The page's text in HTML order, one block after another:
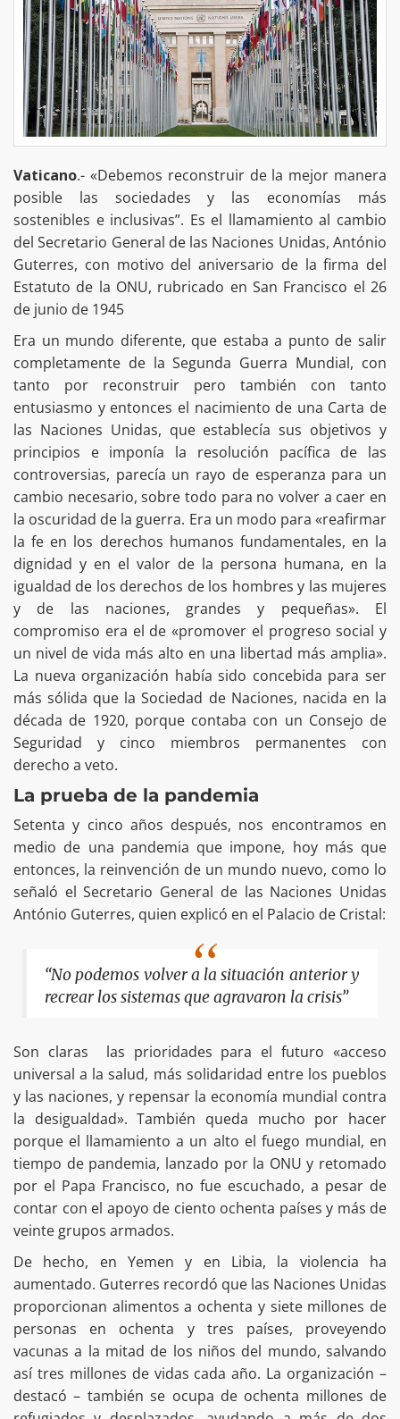
Vaticano.- «Debemos reconstruir de la mejor manera
posible las sociedades y las economías más
sostenibles e inclusivas”. Es el llamamiento al cambio
del Secretario General de las Naciones Unidas, António
Guterres, con motivo del aniversario de la firma del
Estatuto de la ONU, rubricado en San Francisco el 26
de junio de 1945
Era un mundo diferente, que estaba a punto de salir
completamente de la Segunda Guerra Mundial, con
tanto por reconstruir pero también con tanto
entusiasmo y entonces el nacimiento de una Carta de
las Naciones Unidas, que establecía sus objetivos y
principios e imponía la resolución pacífica de las
controversias, parecía un rayo de esperanza para un
cambio necesario, sobre todo para no volver a caer en
la oscuridad de la guerra. Era un modo para «reafirmar
la fe en los derechos humanos fundamentales, en la
dignidad y en el valor de la persona humana, en la
igualdad de los derechos de los hombres y las mujeres
y de las naciones, grandes y pequeñas». El
compromiso era el de «promover el progreso social y
un nivel de vida más alto en una libertad más amplia».
La nueva organización había sido concebida para ser
más sólida que la Sociedad de Naciones, nacida en la
década de 1920, porque contaba con un Consejo de
Seguridad y cinco miembros permanentes con
derecho a veto.
La prueba de la pandemia
Setenta y cinco años después, nos encontramos en
medio de una pandemia que impone, hoy más que
entonces, la reinvención de un mundo nuevo, como lo
señaló el Secretario General de las Naciones Unidas
António Guterres, quien explicó en el Palacio de Cristal:
“No podemos volver a la situación anterior y
recrear los sistemas que agravaron la crisis”
Son claras las prioridades para el futuro «acceso
universal a la salud, más solidaridad entre los pueblos
y las naciones, y repensar la economía mundial contra
la desigualdad». También queda mucho por hacer
porque el llamamiento a un alto el fuego mundial, en
tiempo de pandemia, lanzado por la ONU y retomado
por el Papa Francisco, no fue escuchado, a pesar de
contar con el apoyo de ciento ochenta países y más de
veinte grupos armados.
De hecho, en Yemen y en Libia, la violencia ha
aumentado. Guterres recordó que las Naciones Unidas
proporcionan alimentos a ochenta y siete millones de
personas en ochenta y tres países, proveyendo
vacunas a la mitad de los niños del mundo, salvando
así tres millones de vidas cada año. La organización –
destacó – también se ocupa de ochenta millones de